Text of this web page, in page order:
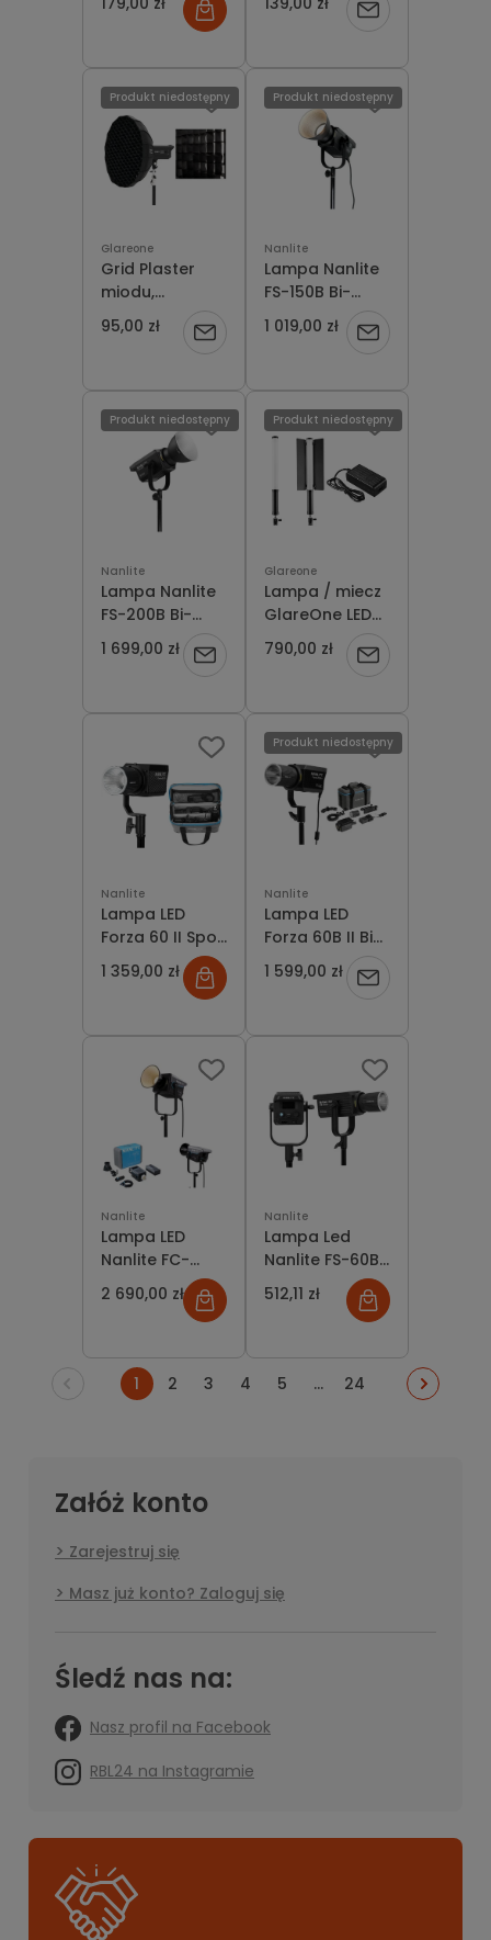
150 cm Pro
90 cm Pro
Powiadom
dostępności
Glareone
Grid Plaster
miodu,
GlareOne x5 do
softboxów
95,00 zł
Produkt niedostępny
Powiadom
dostępności
Nanlite
Lampa Nanlite
FS-150B Bi-
Color LED Spot
Light
1 019,00 zł
Produkt niedostępny
Powiadom
dostępności
Nanlite
Lampa Nanlite
FS-200B Bi-
Color LED Spot
Light
1 699,00 zł
Produkt niedostępny
Powiadom
dostępności
Glareone
Lampa / miecz
GlareOne LED
Tube 24 RGB
790,00 zł
Produkt niedostępny
Powiadom
dostępności
Nanlite
Lampa LED
Forza 60 II Spot
Light 5600K
1 359,00 zł
Nanlite
Lampa LED
Forza 60B II Bi-
Color LED Spot
Light
1 599,00 zł
Produkt niedostępny
Powiadom
dostępności
Nanlite
Lampa LED
Nanlite FC-
720B Bi-Color
720W Bowens
2 690,00 zł
Nanlite
Lampa Led
Nanlite FS-60B
LED Bi-Color
Spot Light
512,11 zł
1 2 3 4 5 ... 24
Załóż konto
Zarejestruj się
Masz już konto? Zaloguj się
Śledź nas na:
Nasz profil na Facebook
RBL24 na Instagramie